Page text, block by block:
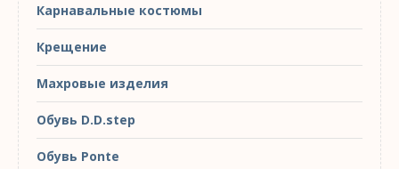
Карнавальные костюмы
Крещение
Махровые изделия
Обувь D.D.step
Обувь Ponte